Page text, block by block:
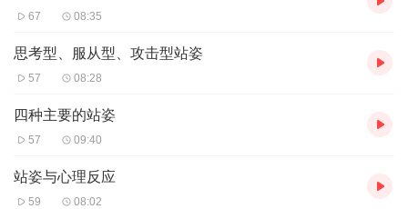
67 08:35
思考型、服从型、攻击型站姿
57 08:28
四种主要的站姿
57 09:40
站姿与心理反应
59 08:02